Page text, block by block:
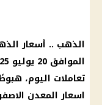
الذهب .. أسعار
الموافق 20
يوليو 2025
تعاملات اليوم، هبوطًا
اسعارالمعدن